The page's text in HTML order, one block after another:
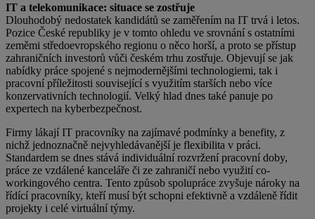
IT a telekomunikace: situace se zostřuje
Dlouhodobý nedostatek kandidátů se zaměřením na IT trvá i letos.
Pozice České republiky je v tomto ohledu ve srovnání s ostatními
zeměmi středoevropského regionu o něco horší, a proto se přístup
zahraničních investorů vůči českém trhu zostřuje. Objevují se jak
nabídky práce spojené s nejmodernějšími technologiemi, tak i
pracovní příležitosti související s využitím starších nebo více
konzervativních technologií. Velký hlad dnes také panuje po
expertech na kyberbezpečnost.
Firmy lákají IT pracovníky na zajímavé podmínky a benefity, z
nichž jednoznačně nejvyhledávanější je flexibilita v práci.
Standardem se dnes stává individuální rozvržení pracovní doby,
práce ze vzdálené kanceláře či ze zahraničí nebo využití co-
workingového centra. Tento způsob spolupráce zvyšuje nároky na
řídící pracovníky, kteří musí být schopni efektivně a vzdáleně řídit
projekty i celé virtuální týmy.